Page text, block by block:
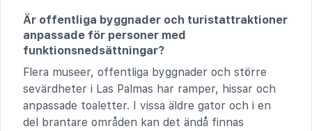
Är offentliga byggnader och turistattraktioner
anpassade för personer med
funktionsnedsättningar?
Flera museer, offentliga byggnader och större
sevärdheter i Las Palmas har ramper, hissar och
anpassade toaletter. I vissa äldre gator och i en
del brantare områden kan det ändå finnas